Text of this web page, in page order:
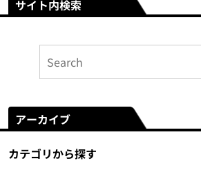
サイト内検索
アーカイブ
カテゴリから探す